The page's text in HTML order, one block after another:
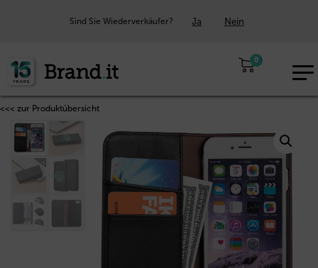
Sind Sie Wiederverkäufer? Ja Nein
0
DE
<<< zur Produktübersicht